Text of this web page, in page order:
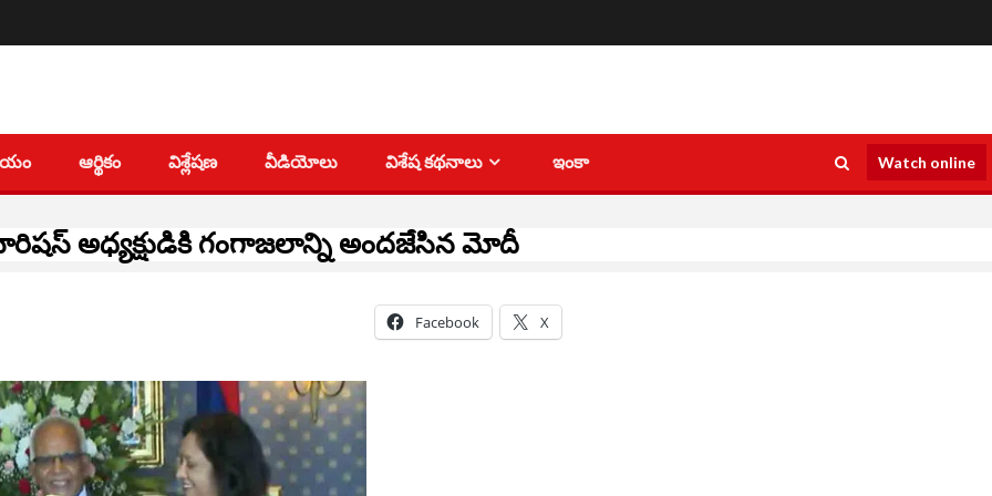
ఆర్థికం విశ్లేషణ వీడియోలు విశేష కథనాలు ఇంకా Watch online
అధ్యక్షుడికి గంగాజలాన్ని అందజేసిన మోదీ
Facebook X